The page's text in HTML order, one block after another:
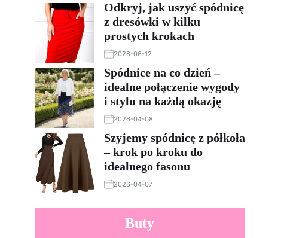
Odkryj, jak uszyć spódnicę
z dresówki w kilku
prostych krokach
2026-06-12
Spódnice na co dzień –
idealne połączenie wygody
i stylu na każdą okazję
2026-04-08
Szyjemy spódnicę z półkoła
– krok po kroku do
idealnego fasonu
2026-04-07
Buty